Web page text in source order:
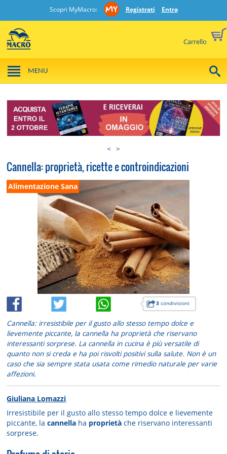
Scopri MyMacro: Registrati Entra
Carrello
MENU
< >
Cannella: proprietà, ricette e controindicazioni
Alimentazione Sana
3condivisioni
Cannella: irresistibile per il gusto allo stesso tempo dolce e
lievemente piccante, la cannella ha proprietà che riservano
interessanti sorprese. La cannella in cucina è più versatile di
quanto non si creda e ha poi risvolti positivi sulla salute. Non è un
caso che sia sempre stata usata come rimedio naturale per varie
affezioni.
Giuliana Lomazzi
Irresistibile per il gusto allo stesso tempo dolce e lievemente
piccante, lacannella ha proprietà che riservano interessanti
sorprese.